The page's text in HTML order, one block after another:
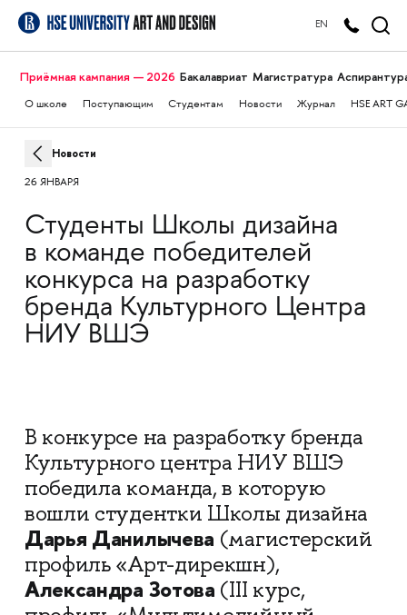
EN
Приёмная кампания — 2026 Бакалавриат Магистратура
О школе Поступающим Студентам Новости Журнал HSE ART
Новости
26 ЯНВАРЯ
Студенты Школы дизайна
в команде победителей
конкурса на разработку
бренда Культурного Центра
НИУ ВШЭ
В конкурсе на разработку бренда
Культурного центра НИУ ВШЭ
победила команда, в которую
вошли студентки Школы дизайна
Дарья Данилычева (магистерский
профиль «Арт-дирекшн),
Александра Зотова (III курс,